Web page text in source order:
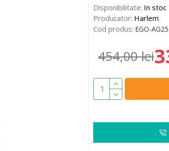
Disponibilitate: In stoc
Producator: Harlem
Cod produs: EGO-
454,00 lei